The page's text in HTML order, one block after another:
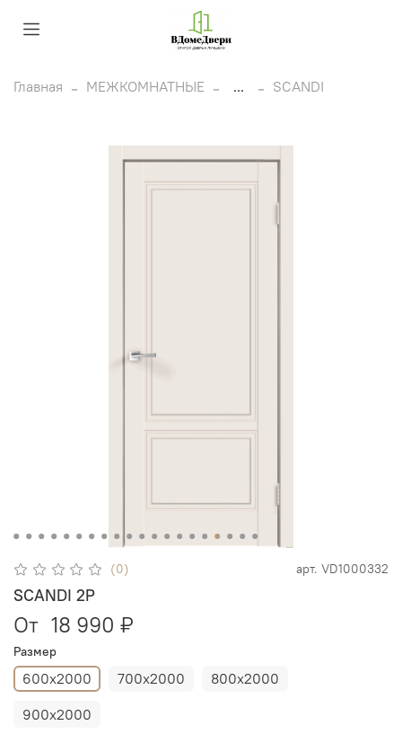
Главная МЕЖКОМНАТНЫЕ ... SCANDI
(0) арт. VD1000332
SCANDI 2P
От 18 990 ₽
Размер
600х2000 700х2000
800х2000
900х2000